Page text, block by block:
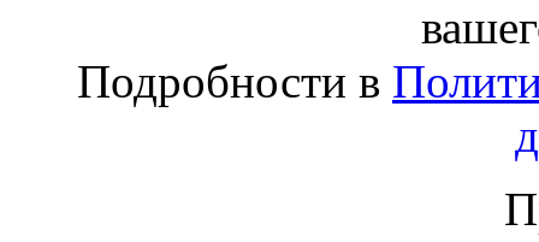
Подробности в